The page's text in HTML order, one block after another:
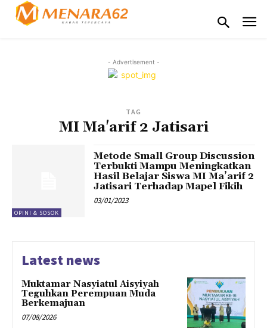
- Advertisement -
TAG
MI Ma'arif 2 Jatisari
OPINI & SOSOK
Metode Small Group Discussion
Terbukti Mampu Meningkatkan
Hasil Belajar Siswa MI Ma’arif 2
Jatisari Terhadap Mapel Fikih
03/01/2023
Latest news
Muktamar Nasyiatul Aisyiyah
Teguhkan Perempuan Muda
Berkemajuan
07/08/2026